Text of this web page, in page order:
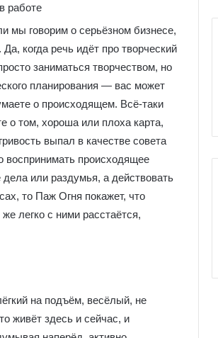
мы говорим о серьёзном бизнесе,
когда речь идёт про творческий
заниматься творчеством, но
планирования — вас может
о происходящем. Всё-таки
о том, хороша или плоха карта,
выпал в качестве совета
воспринимать происходящее
дела или раздумья, а действовать
то Паж Огня покажет, что
легко с ними расстаётся,
на подъём, весёлый, не
живёт здесь и сейчас, и
е
т
а
Ч
е
о
л
и